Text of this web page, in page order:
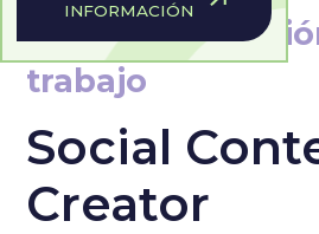
INFORMACIÓN
Convertí tu
trabajo
Social
Creator